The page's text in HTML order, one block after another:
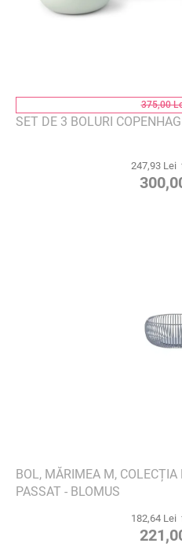
375,00
SET DE 3 BOLURI
247,93 Lei
BOL, MĂRIMEA M,
PASSAT - BLOMUS
182,64 Lei